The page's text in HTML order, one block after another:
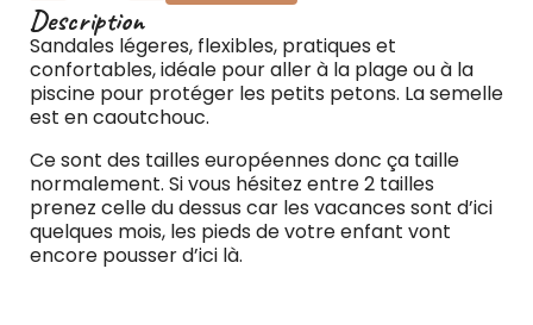
Description
Sandales légeres, flexibles, pratiques et
confortables, idéale pour aller à la plage ou à la
piscine pour protéger les petits petons. La semelle
est en caoutchouc.
Ce sont des tailles européennes donc ça taille
normalement. Si vous hésitez entre 2 tailles
prenez celle du dessus car les vacances sont d’ici
quelques mois, les pieds de votre enfant vont
encore pousser d’ici là.